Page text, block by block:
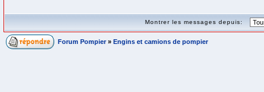
Montrer les messages depuis:
Forum Pompier » Engins et camions de pompier